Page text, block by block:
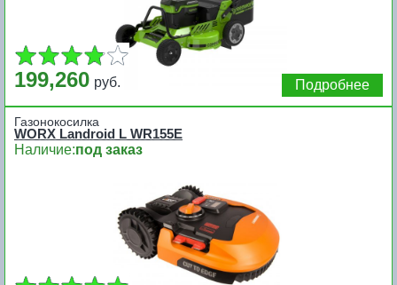
199,260 руб. Подробнее
Газонокосилка
WORX Landroid L WR155E
Наличие:под заказ